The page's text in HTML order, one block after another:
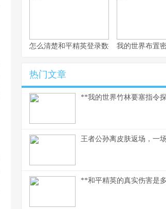
怎么清楚和平精英登录数据，玩家数据管
我的世界布置
热门文章
**我的世界竹林要塞指令
王者公孙离皮肤返场，一
**和平精英的真实伤害是